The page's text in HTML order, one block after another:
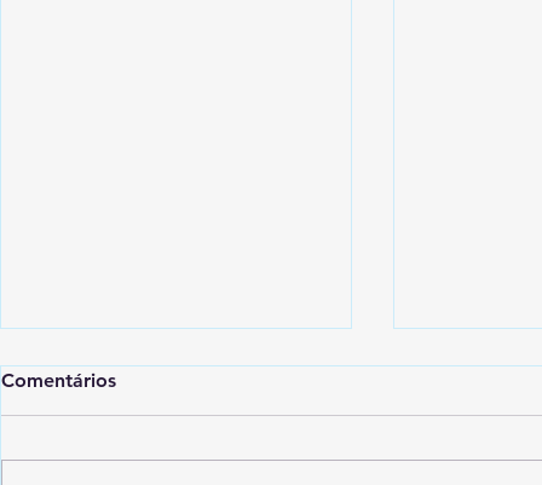
Comentários